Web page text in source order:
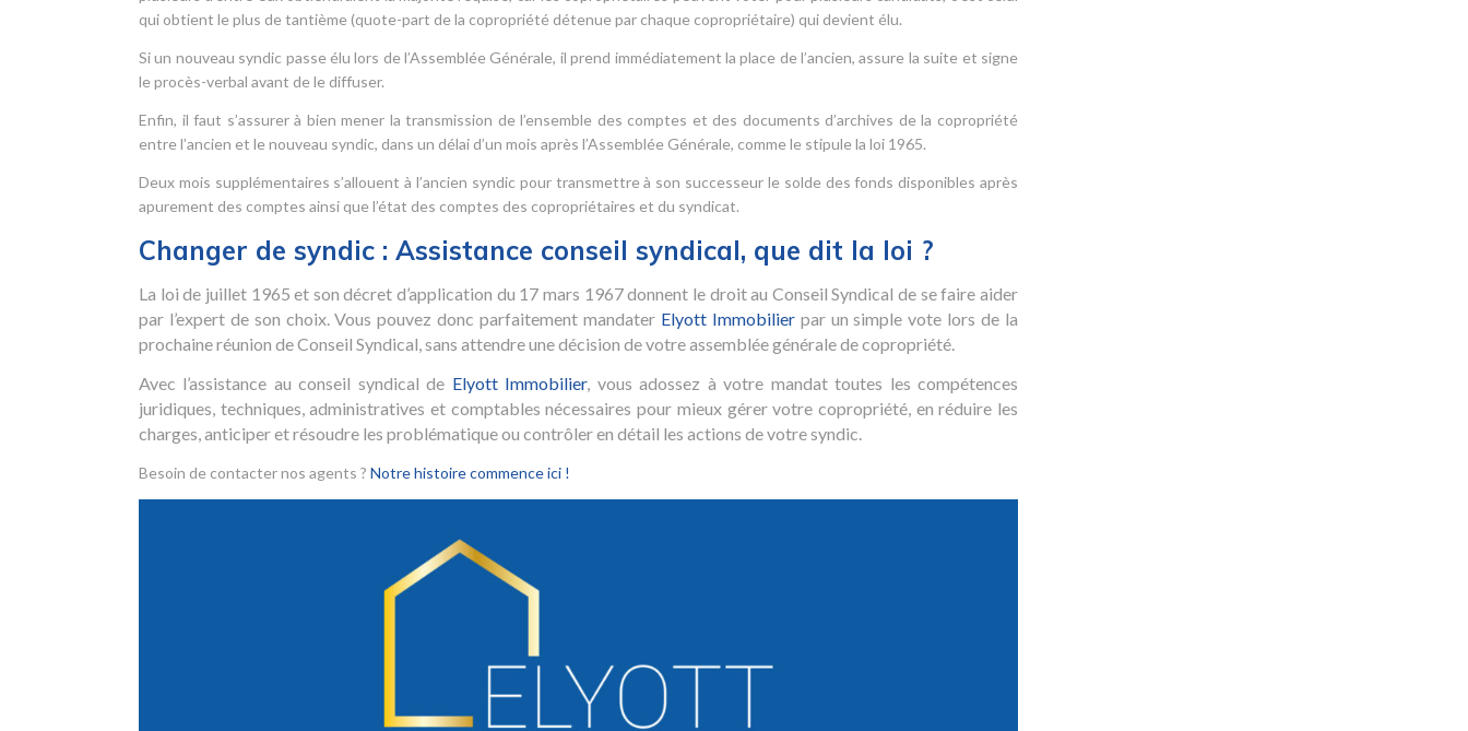
qui obtient le plus de tantième (quote-part de la copropriété détenue par chaque copropriétaire) qui devient élu.
Si un nouveau syndic passe élu lors de l’Assemblée Générale, il prend immédiatement la place de l’ancien, assure la suite et signe
le procès-verbal avant de le diffuser.
Enfin, il faut s’assurer à bien mener la transmission de l’ensemble des comptes et des documents d’archives de la copropriété
entre l’ancien et le nouveau syndic, dans un délai d’un mois après l’Assemblée Générale, comme le stipule la loi 1965.
Deux mois supplémentaires s’allouent à l’ancien syndic pour transmettre à son successeur le solde des fonds disponibles après
apurement des comptes ainsi que l’état des comptes des copropriétaires et du syndicat.
Changer de syndic : Assistance conseil syndical, que dit la loi ?
La loi de juillet 1965 et son décret d’application du 17 mars 1967 donnent le droit au Conseil Syndical de se faire aider
par l’expert de son choix. Vous pouvez donc parfaitement mandater Elyott Immobilierpar un simple vote lors de la
prochaine réunion de Conseil Syndical, sans attendre une décision de votre assemblée générale de copropriété.
Avec l’assistance au conseil syndical de Elyott Immobilier, vous adossez à votre mandat toutes les compétences
juridiques, techniques, administratives et comptables nécessaires pour mieux gérer votre copropriété, en réduire les
charges, anticiper et résoudre les problématique ou contrôler en détail les actions de votre syndic.
Besoin de contacter nos agents ? Notre histoire commence ici !